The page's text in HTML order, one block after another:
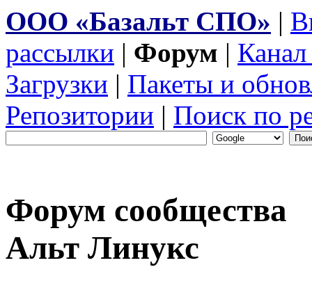
ООО «Базальт СПО» |
рассылки | Форум |
Загрузки | Пакеты и
Репозитории | Поиск по
Форум сообщества
Альт Линукс